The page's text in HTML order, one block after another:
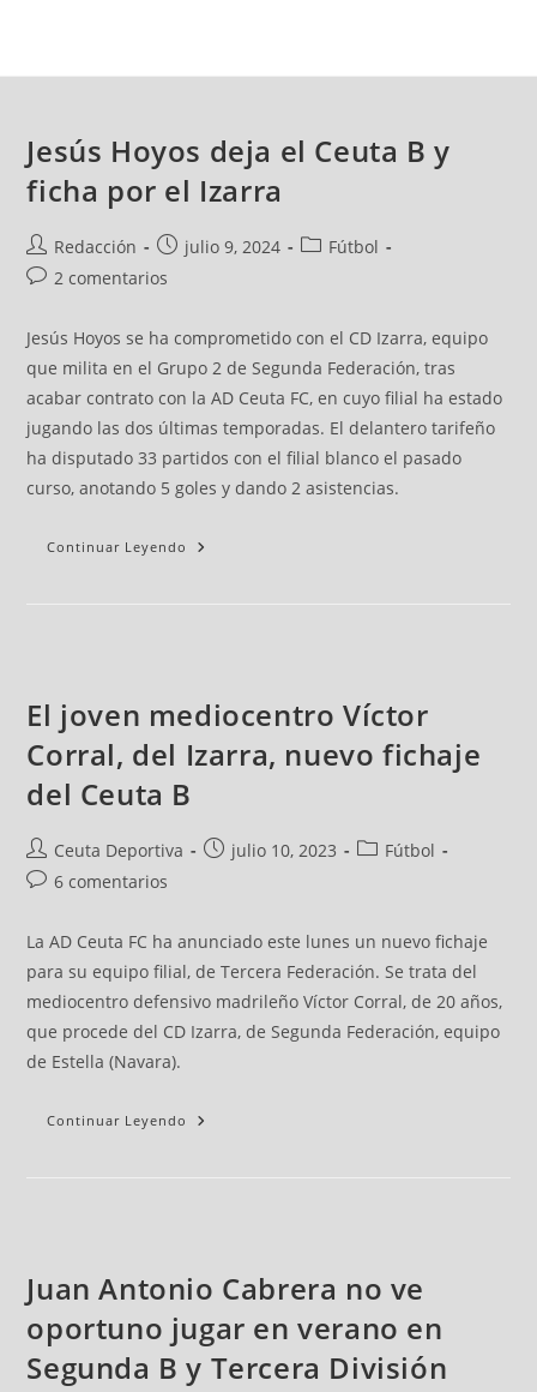
Jesús Hoyos deja el Ceuta B y
ficha por el Izarra
Redacción julio 9, 2024
Fútbol
2 comentarios
Jesús Hoyos se ha comprometido con el CD Izarra, equipo
que milita en el Grupo 2 de Segunda Federación, tras
acabar contrato con la AD Ceuta FC, en cuyo filial ha estado
jugando las dos últimas temporadas. El delantero tarifeño
ha disputado 33 partidos con el filial blanco el pasado
curso, anotando 5 goles y dando 2 asistencias.
Continuar Leyendo
El joven mediocentro Víctor
Corral, del Izarra, nuevo fichaje
del Ceuta B
Ceuta Deportiva julio 10, 2023
Fútbol
6 comentarios
La AD Ceuta FC ha anunciado este lunes un nuevo fichaje
para su equipo filial, de Tercera Federación. Se trata del
mediocentro defensivo madrileño Víctor Corral, de 20 años,
que procede del CD Izarra, de Segunda Federación, equipo
de Estella (Navara).
Continuar Leyendo
Juan Antonio Cabrera no ve
oportuno jugar en verano en
Segunda B y Tercera División